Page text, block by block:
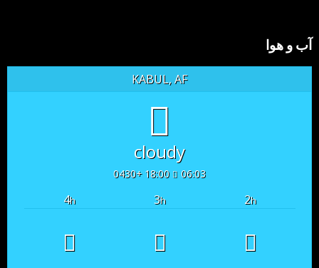
آب و هوا
KABUL, AF
cloudy
06:03
18:00 +0430
2h
3h
4h